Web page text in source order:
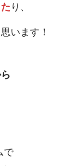
り、
います！
で